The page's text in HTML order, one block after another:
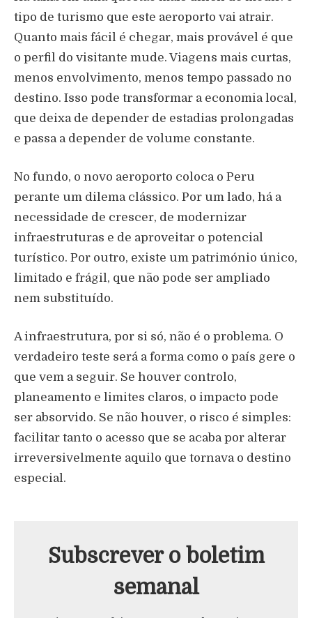
tipo de turismo que este aeroporto vai atrair.
Quanto mais fácil é chegar, mais provável é que
o perfil do visitante mude. Viagens mais curtas,
menos envolvimento, menos tempo passado no
destino. Isso pode transformar a economia local,
que deixa de depender de estadias prolongadas
e passa a depender de volume constante.
No fundo, o novo aeroporto coloca o Peru
perante um dilema clássico. Por um lado, há a
necessidade de crescer, de modernizar
infraestruturas e de aproveitar o potencial
turístico. Por outro, existe um património único,
limitado e frágil, que não pode ser ampliado
nem substituído.
A infraestrutura, por si só, não é o problema. O
verdadeiro teste será a forma como o país gere o
que vem a seguir. Se houver controlo,
planeamento e limites claros, o impacto pode
ser absorvido. Se não houver, o risco é simples:
facilitar tanto o acesso que se acaba por alterar
irreversivelmente aquilo que tornava o destino
especial.
Subscrever o boletim
semanal